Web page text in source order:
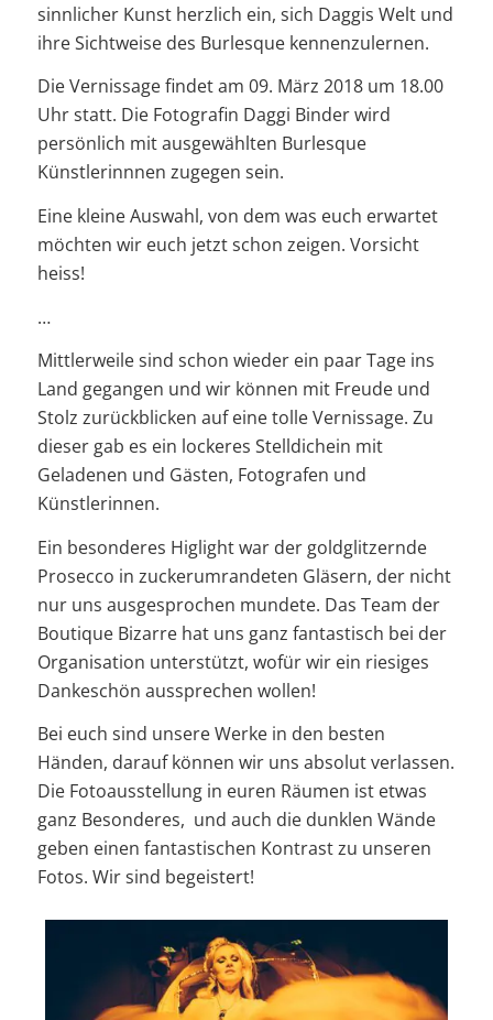
sinnlicher Kunst herzlich ein, sich Daggis Welt und
ihre Sichtweise des Burlesque kennenzulernen.
Die Vernissage findet am 09. März 2018 um 18.00
Uhr statt. Die Fotografin Daggi Binder wird
persönlich mit ausgewählten Burlesque
Künstlerinnnen zugegen sein.
Eine kleine Auswahl, von dem was euch erwartet
möchten wir euch jetzt schon zeigen. Vorsicht
heiss!
…
Mittlerweile sind schon wieder ein paar Tage ins
Land gegangen und wir können mit Freude und
Stolz zurückblicken auf eine tolle Vernissage. Zu
dieser gab es ein lockeres Stelldichein mit
Geladenen und Gästen, Fotografen und
Künstlerinnen.
Ein besonderes Higlight war der goldglitzernde
Prosecco in zuckerumrandeten Gläsern, der nicht
nur uns ausgesprochen mundete. Das Team der
Boutique Bizarre hat uns ganz fantastisch bei der
Organisation unterstützt, wofür wir ein riesiges
Dankeschön aussprechen wollen!
Bei euch sind unsere Werke in den besten
Händen, darauf können wir uns absolut verlassen.
Die Fotoausstellung in euren Räumen ist etwas
ganz Besonderes, und auch die dunklen Wände
geben einen fantastischen Kontrast zu unseren
Fotos. Wir sind begeistert!